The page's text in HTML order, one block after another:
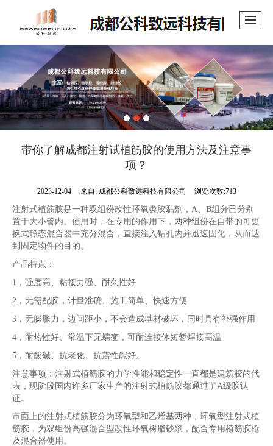
带你了解成都注射试植筋胶的使用方法及注意事
项？
2023-12-04 来自: 成都公科致远科技有限公司 浏览次数:713
注射式植筋胶是一种双组份改性环氧类胶黏剂，A、B组分已分别
置于大小管内。使用时，在专用的作用下，两种组份在自带的可更
换式静态混合器中充分混合，直接注入钻孔内并迅速固化，从而达
到固定物件的目的。
产品特点：
1，强度高、粘接力强、耐久性好
2，无需配胶，计量准确、施工简单、快速方便
3，无膨胀力，边间距小，不会造成基材破坏，同时具有补强作用
4，耐热性好、常温下无蠕变，可耐连接体短暂焊接高温
5，耐酸碱、抗老化、抗震性能好。
注意事项：注射式植筋胶的力学性能和稳定性一直都是建筑胶的代
表，现阶段国内许多厂家生产的注射式植筋胶都通过了A级胶认
证。
市面上的注射式植筋胶分为环氧型和乙烯基两种，环氧型注射式植
筋胶，为双组份高强混合型改性环氧树脂砂浆，配合专用植筋胶枪
及混合器使用。